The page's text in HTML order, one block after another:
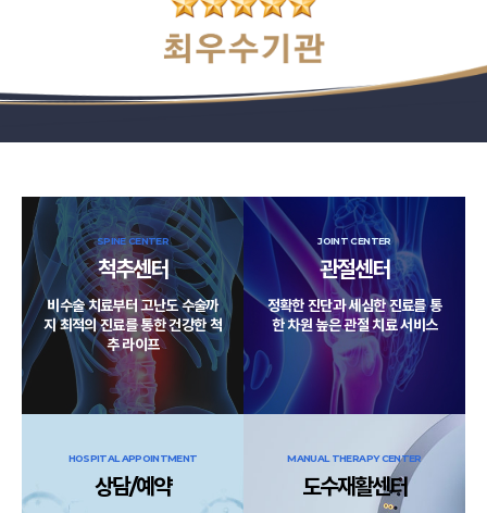
SPINE CENTER
척추센터
비수술 치료부터 고난도 수술까
지 최적의 진료를 통한 건강한 척
추 라이프
JOINT CENTER
관절센터
정확한 진단과 세심한 진료를 통
한 차원 높은 관절 치료 서비스
HOSPITAL APPOINTMENT
상담/예약
MANUAL THERAPY CENTER
도수재활센터